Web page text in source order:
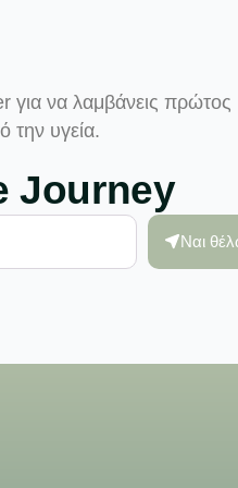
για να λαμβάνεις πρώτος
την υγεία.
Journey
Ναι